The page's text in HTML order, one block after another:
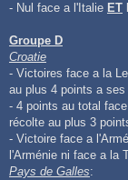
- Nul face a l'Italie ET
Groupe D
Croatie
- Victoires face a la
au plus 4 points a
- 4 points au total
récolte au plus 3
- Victoire face a
l'Arménie ni face a la
Pays de Galles: